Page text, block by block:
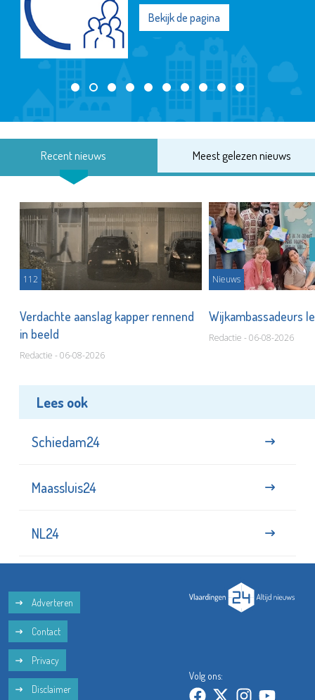
Bekijk de pagina
Recent nieuws Meest gelezen nieuws
112
Verdachte aanslag kapper rennend
in beeld
Redactie - 06-08-2026
Nieuws
Wijkambassadeurs
Redactie - 06-08-2026
Lees ook
Schiedam24
Maassluis24
NL24
Adverteren
Contact
Privacy
Disclaimer
Volg ons: